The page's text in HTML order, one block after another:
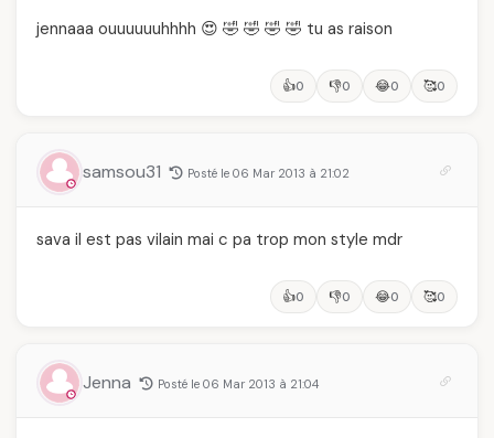
jennaaa ouuuuuuhhhh 😍 🤣 🤣 🤣 🤣 tu as raison
👍0 👎0 😂0 🥰0
samsou31 Posté le 06 Mar 2013 à 21:02
sava il est pas vilain mai c pa trop mon style mdr
👍0 👎0 😂0 🥰0
Jenna Posté le 06 Mar 2013 à 21:04